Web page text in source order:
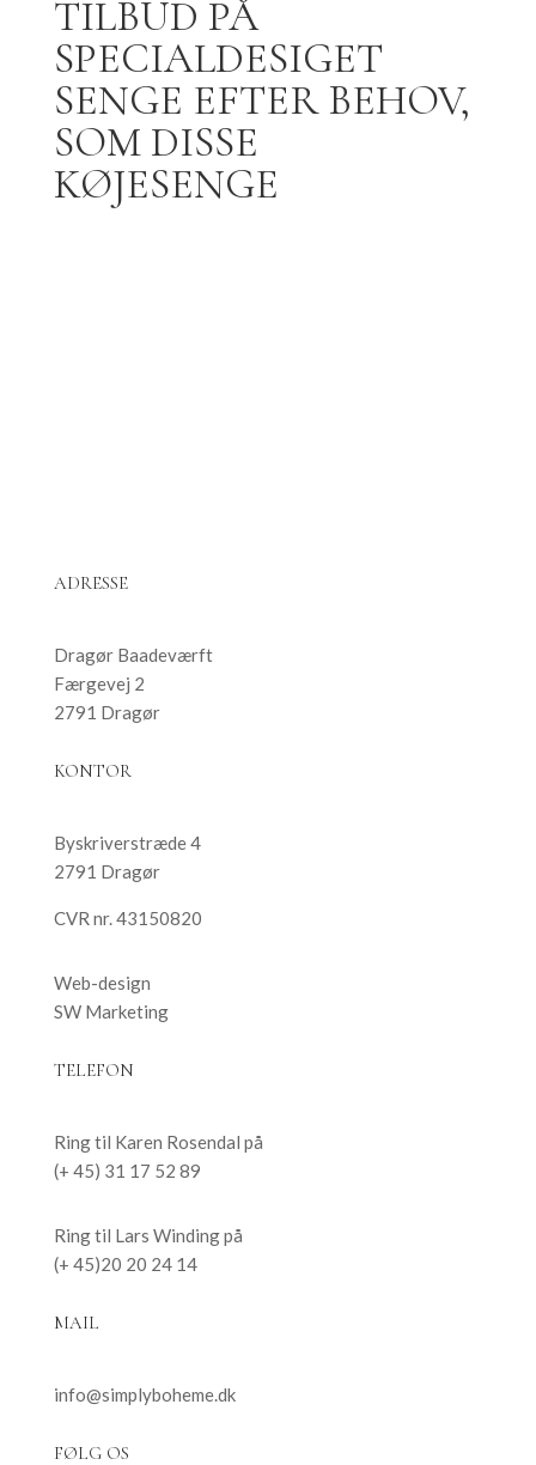
TILBUD PÅ
SPECIALDESIGET
SENGE EFTER BEHOV,
SOM DISSE
KØJESENGE
ADRESSE
Dragør Baadeværft
Færgevej 2
2791 Dragør
KONTOR
Byskriverstræde 4
2791 Dragør
CVR nr. 43150820
Web-design
SW Marketing
TELEFON
Ring til Karen Rosendal på
(+ 45) 31 17 52 89
Ring til Lars Winding på
(+ 45)20 20 24 14
MAIL
info@simplyboheme.dk
FØLG OS